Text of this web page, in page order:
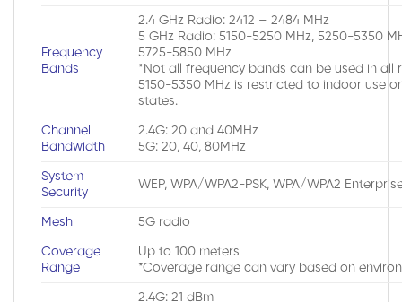
Frequency
Bands
2.4 GHz Radio: 2412 – 2484 MHz
5 GHz Radio: 5150-5250 MHz, 5250-5350
5725-5850 MHz
*Not all frequency bands can be used in all
5150-5350 MHz is restricted to indoor use
states.
Channel
Bandwidth
2.4G: 20 and 40MHz
5G: 20, 40, 80MHz
System
Security
WEP, WPA/WPA2-PSK, WPA/WPA2
Mesh 5G radio
Coverage
Range
Up to 100 meters
*Coverage range can vary based on
2.4G: 21 dBm